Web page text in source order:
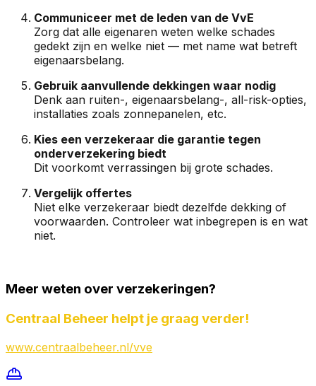
Communiceer met de leden van de VvE
Zorg dat alle eigenaren weten welke schades
gedekt zijn en welke niet — met name wat betreft
eigenaarsbelang.
Gebruik aanvullende dekkingen waar nodig
Denk aan ruiten-, eigenaarsbelang-, all-risk-opties,
installaties zoals zonnepanelen, etc.
Kies een verzekeraar die garantie tegen
onderverzekering biedt
Dit voorkomt verrassingen bij grote schades.
Vergelijk offertes
Niet elke verzekeraar biedt dezelfde dekking of
voorwaarden. Controleer wat inbegrepen is en wat
niet.
Meer weten over verzekeringen?
Centraal Beheer helpt je graag verder!
www.centraalbeheer.nl/vve